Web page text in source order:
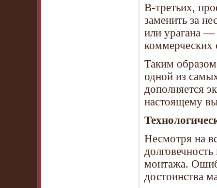
В-третьих,
заменить за
или урагана —
коммерческих
Таким
одной из
дополняется
настоящему
Несмотря на
монтажа.
достоинства